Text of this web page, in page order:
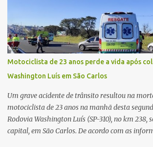
diversos disparos. Duas vítimas morreram
três pessoas foram baleadas e socorridas. Até
foram divulgadas informações oficiais sobre o
feridos. Equipes da Polícia Militar de Santa
ocorrência e isolaram a área para o trabalho
última atualização, nenhum suspeito havia sido
Civil investigará a motivação da briga, a autoria
circunstâncias do crime. A ocorrência segue em
Motociclista de 23 anos perde a vida após
Washington Luís em São Carlos
Um grave acidente de trânsito resultou na
motociclista de 23 anos na manhã desta
Rodovia Washington Luís (SP-310), no km 238,
capital, em São Carlos. De acordo com as